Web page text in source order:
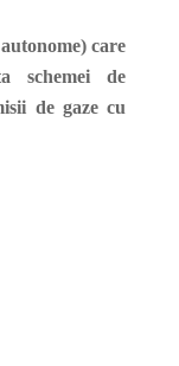
care
schemei de
de gaze cu